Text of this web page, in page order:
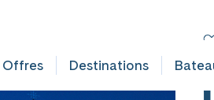
Offres Destinations